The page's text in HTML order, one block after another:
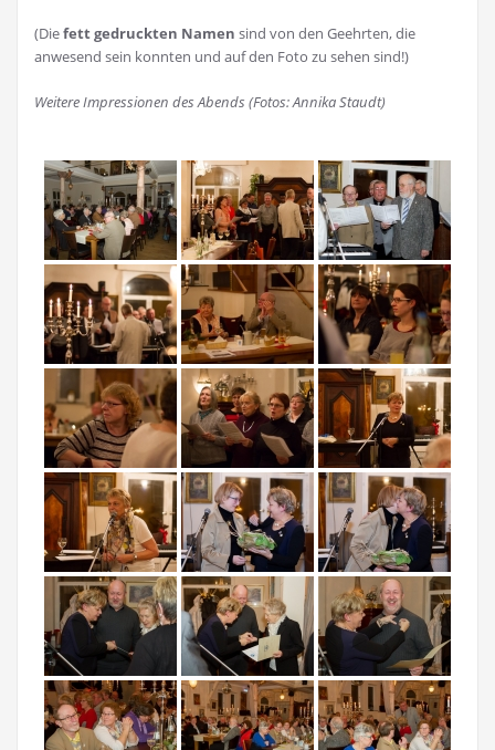
(Diefett gedruckten Namen sind von den Geehrten, die
anwesend sein konnten und auf den Foto zu sehen sind!)
Weitere Impressionen des Abends (Fotos: Annika Staudt)